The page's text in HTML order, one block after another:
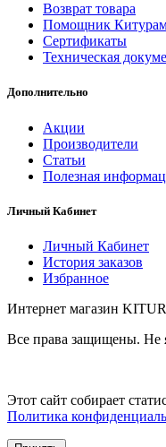
Возврат товара
Помощник
Сертификаты
Техническая
Дополнительно
Акции
Производители
Статьи
Полезная
Личный Кабинет
Личный Кабинет
История заказов
Избранное
Интернет магазин
Все права защищены. Не
Этот сайт собирает
Политика